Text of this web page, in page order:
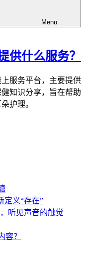
Menu
供什么服务？
服务平台，主要提供
知识分享，旨在帮助
护理。
定义“存在”
听见声音的触觉
容？